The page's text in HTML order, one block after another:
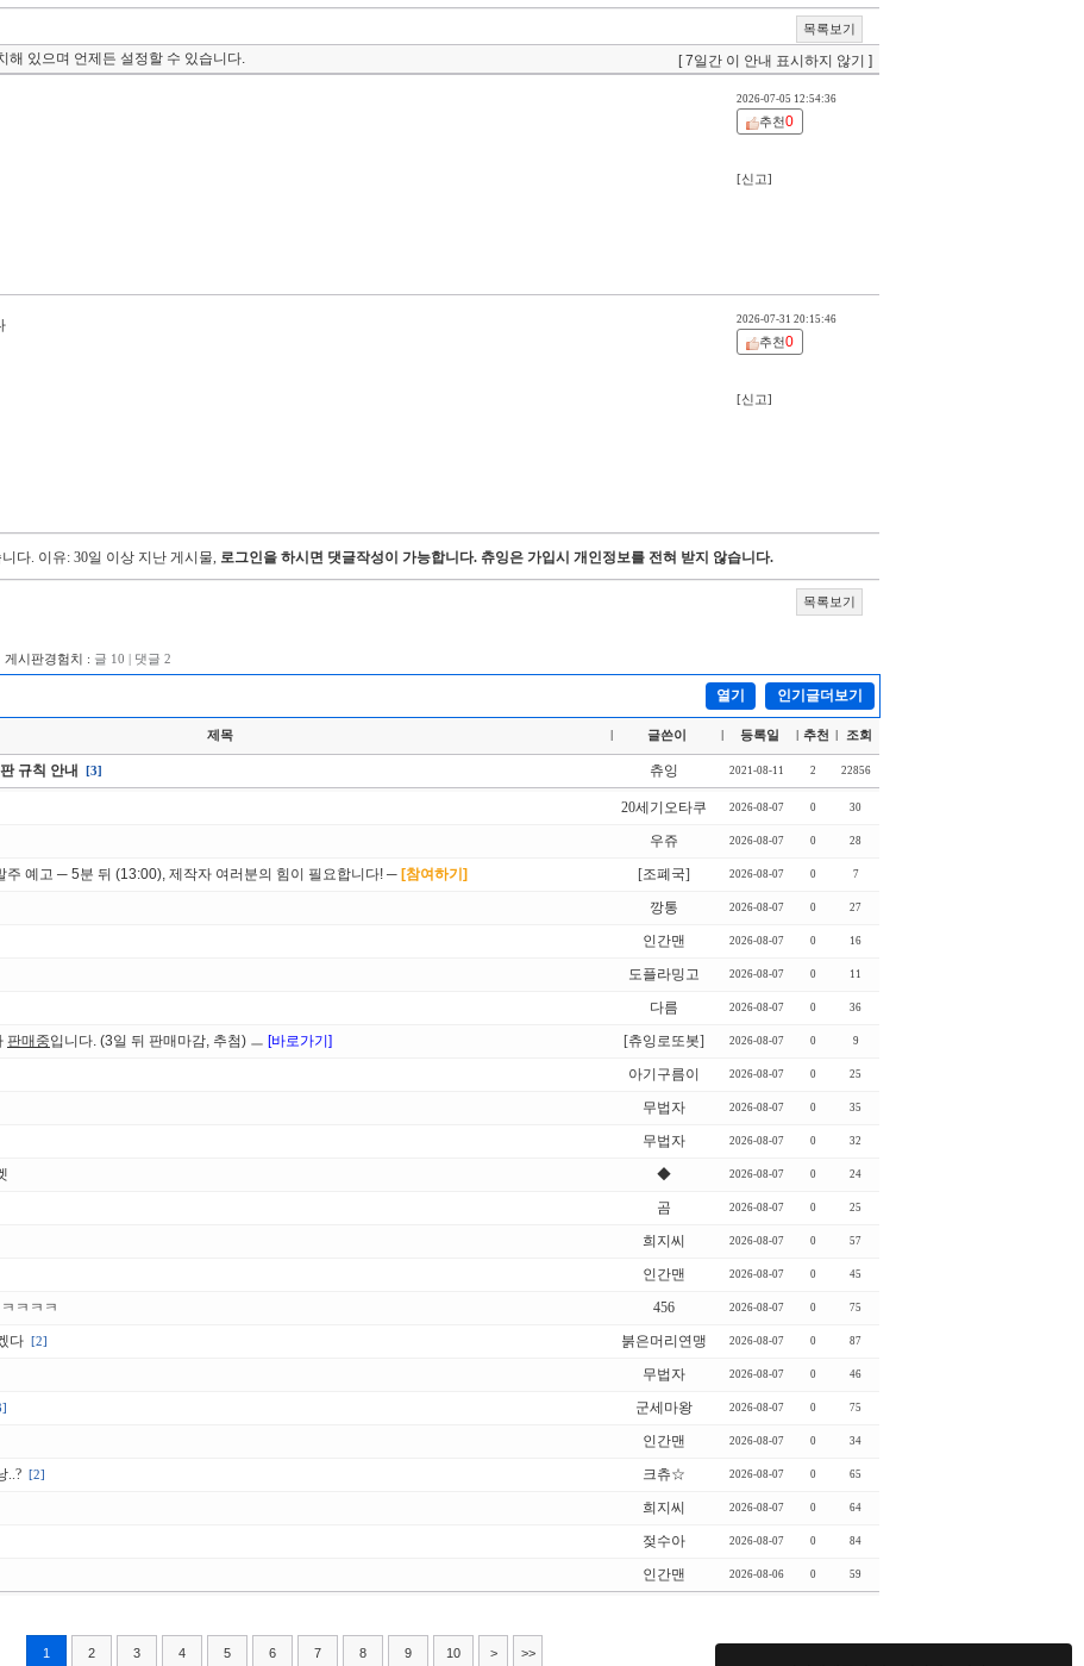
목록보기
해 있으며 언제든 설정할 수 있습니다. [ 7일간 이 안내 표시하지 않기 ]
2026-07-05 12:54:36
추천0
[신고]
2026-07-31 20:15:46
추천0
[신고]
다. 이유: 30일 이상 지난 게시물, 로그인을 하시면 댓글작성이 가능합니다. 츄잉은 가입시 개인정보를 전혀 받지 않습니다.
목록보기
시판경험치 : 글 10 | 댓글 2
열기 인기글더보기
제목 글쓴이 등록일 추천 조회
규칙 안내 [3] 츄잉 2021-08-11 2 22856
20세기오타쿠 2026-08-07 0 30
우쥬 2026-08-07 0 28
주 예고 ─ 5분 뒤 (13:00), 제작자 여러분의 힘이 필요합니다! ─ [참여하기] [조폐국] 2026-08-07 0 7
깡통 2026-08-07 0 27
인간맨 2026-08-07 0 16
도플라밍고 2026-08-07 0 11
다름 2026-08-07 0 36
판매중입니다. (3일 뒤 판매마감, 추첨) ㅡ [바로가기] [츄잉로또봇] 2026-08-07 0 9
아기구름이 2026-08-07 0 25
무법자 2026-08-07 0 35
무법자 2026-08-07 0 32
◆ 2026-08-07 0 24
곰 2026-08-07 0 25
희지씨 2026-08-07 0 57
인간맨 2026-08-07 0 45
ㅋㅋㅋ 456 2026-08-07 0 75
다 [2] 붉은머리연맹 2026-08-07 0 87
무법자 2026-08-07 0 46
군세마왕 2026-08-07 0 75
인간맨 2026-08-07 0 34
..? [2] 크츄☆ 2026-08-07 0 65
희지씨 2026-08-07 0 64
젖수아 2026-08-07 0 84
인간맨 2026-08-06 0 59
1 2 3 4 5 6 7 8 9 10 > >>